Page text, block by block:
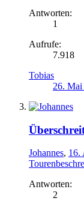
Antworten:
1
Aufrufe:
7.918
Tobias
26. Mai
Johannes, 16.
Antworten:
2